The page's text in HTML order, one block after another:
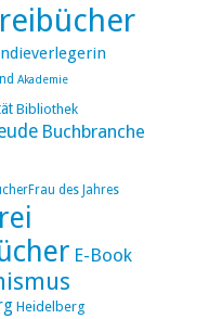
Akademie
Bibliothek
Buchbranche
des Jahres
E-Book
Heidelberg